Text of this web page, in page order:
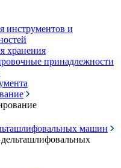
инструментов и
хранения
принадлежности
машин